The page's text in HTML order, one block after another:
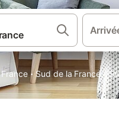
France · Sud de la France ·